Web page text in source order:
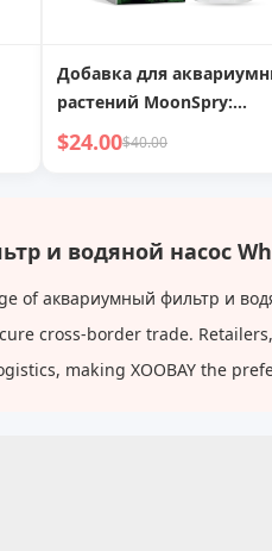
и
Добавка для
растений MoonSpry:
Осветите подводный сад,
$24.00$40.00
и водяной насос
of аквариумный фильтр и
cross-border trade.
making XOOBAY the